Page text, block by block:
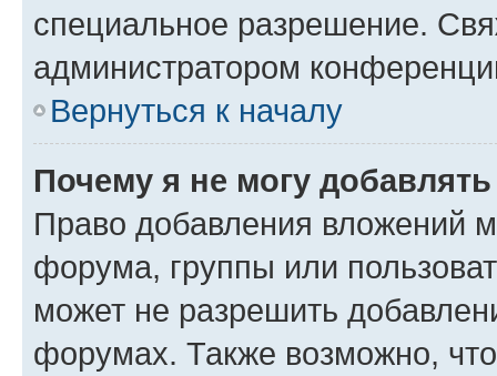
специальное разрешение.
администратором
Вернуться к началу
Почему я не могу
Право добавления вложений
форума, группы или
может не разрешить
форумах. Также возможно,